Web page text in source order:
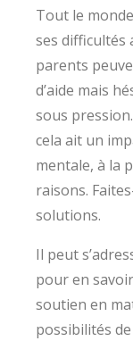
Tout le
ses difficultés
parents
d’aide mais
sous
cela ait un
mentale, à la
raisons.
solutions.
Il peut
pour en
soutien en
possibilités